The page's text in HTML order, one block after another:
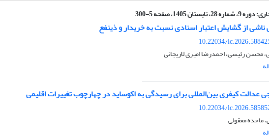
دوره 9، شماره 28، تابستان 1405، صفحه 5-300
ناشی از گشایش اعتبار اسنادی نسبت به خریدار و ‌ذینفع
10.22034/
محسن رئیسی، احمدرضا امیری لاریجانی
عدالت کیفری بین‌المللی برای رسیدگی به اکوساید در چهارچوب تغییرات اقلیمی
10.22034/
ماجده معقولی